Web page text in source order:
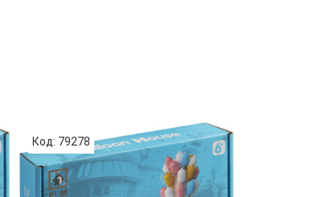
Код: 79278